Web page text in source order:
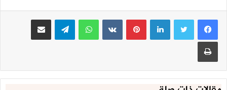
لينكدإنبينتيريست واتساب تيلقرام مشاركة عبر البريد
طباعة